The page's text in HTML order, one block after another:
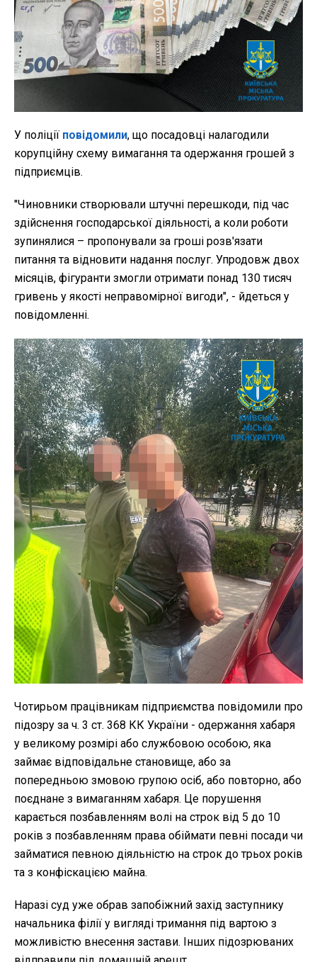
У поліції повідомили, що посадовці налагодили
корупційну схему вимагання та одержання грошей з
підприємців.
"Чиновники створювали штучні перешкоди, під час
здійснення господарської діяльності, а коли роботи
зупинялися – пропонували за гроші розв'язати
питання та відновити надання послуг. Упродовж двох
місяців, фігуранти змогли отримати понад 130 тисяч
гривень у якості неправомірної вигоди", - йдеться у
повідомленні.
Чотирьом працівникам підприємства повідомили про
підозру за ч. 3 ст. 368 КК України - одержання хабаря
у великому розмірі або службовою особою, яка
займає відповідальне становище, або за
попередньою змовою групою осіб, або повторно, або
поєднане з вимаганням хабаря. Це порушення
карається позбавленням волі на строк від 5 до 10
років з позбавленням права обіймати певні посади чи
займатися певною діяльністю на строк до трьох років
та з конфіскацією майна.
Наразі суд уже обрав запобіжний захід заступнику
начальника філії у вигляді тримання під вартою з
можливістю внесення застави. Інших підозрюваних